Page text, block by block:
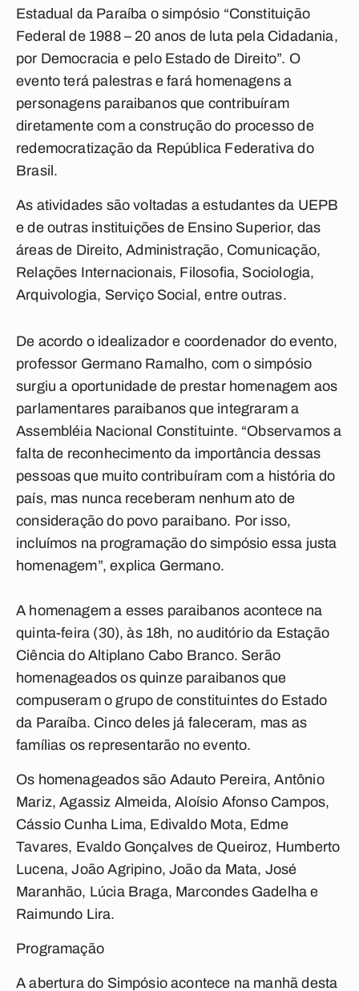
Estadual da Paraíba o simpósio “Constituição
Federal de 1988 – 20 anos de luta pela Cidadania,
por Democracia e pelo Estado de Direito”. O
evento terá palestras e fará homenagens a
personagens paraibanos que contribuíram
diretamente com a construção do processo de
redemocratização da República Federativa do
Brasil.
As atividades são voltadas a estudantes da UEPB
e de outras instituições de Ensino Superior, das
áreas de Direito, Administração, Comunicação,
Relações Internacionais, Filosofia, Sociologia,
Arquivologia, Serviço Social, entre outras.
De acordo o idealizador e coordenador do evento,
professor Germano Ramalho, com o simpósio
surgiu a oportunidade de prestar homenagem aos
parlamentares paraibanos que integraram a
Assembléia Nacional Constituinte. “Observamos a
falta de reconhecimento da importância dessas
pessoas que muito contribuíram com a história do
país, mas nunca receberam nenhum ato de
consideração do povo paraibano. Por isso,
incluímos na programação do simpósio essa justa
homenagem”, explica Germano.
A homenagem a esses paraibanos acontece na
quinta-feira (30), às 18h, no auditório da Estação
Ciência do Altiplano Cabo Branco. Serão
homenageados os quinze paraibanos que
compuseram o grupo de constituintes do Estado
da Paraíba. Cinco deles já faleceram, mas as
famílias os representarão no evento.
Os homenageados são Adauto Pereira, Antônio
Mariz, Agassiz Almeida, Aloísio Afonso Campos,
Cássio Cunha Lima, Edivaldo Mota, Edme
Tavares, Evaldo Gonçalves de Queiroz, Humberto
Lucena, João Agripino, João da Mata, José
Maranhão, Lúcia Braga, Marcondes Gadelha e
Raimundo Lira.
Programação
A abertura do Simpósio acontece na manhã desta